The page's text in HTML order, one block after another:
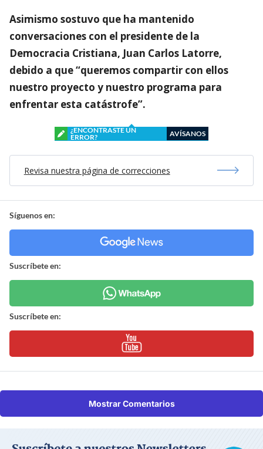
Asimismo sostuvo que ha mantenido
conversaciones con el presidente de la
Democracia Cristiana, Juan Carlos Latorre,
debido a que “queremos compartir con ellos
nuestro proyecto y nuestro programa para
enfrentar esta catástrofe”.
¿ENCONTRASTE UN
ERROR?
AVÍSANOS
Revisa nuestra página de correcciones
Síguenos en:
Suscríbete en:
Suscríbete en:
Mostrar Comentarios